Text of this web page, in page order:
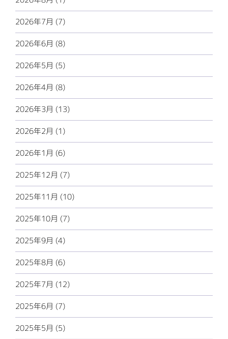
2026年7月 (7)
2026年6月 (8)
2026年5月 (5)
2026年4月 (8)
2026年3月 (13)
2026年2月 (1)
2026年1月 (6)
2025年12月 (7)
2025年11月 (10)
2025年10月 (7)
2025年9月 (4)
2025年8月 (6)
2025年7月 (12)
2025年6月 (7)
2025年5月 (5)